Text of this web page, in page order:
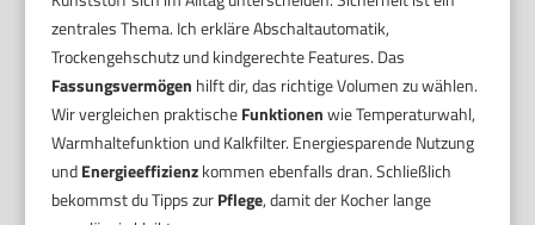
zentrales Thema. Ich erkläre Abschaltautomatik,
Trockengehschutz und kindgerechte Features. Das
Fassungsvermögen hilft dir, das richtige Volumen zu wählen.
Wir vergleichen praktischeFunktionenwie Temperaturwahl,
Warmhaltefunktion und Kalkfilter. Energiesparende Nutzung
undEnergieeffizienzkommen ebenfalls dran. Schließlich
bekommst du Tipps zurPflege, damit der Kocher lange